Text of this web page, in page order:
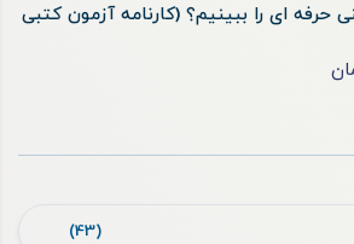
حرفه ای را ببینیم؟ (کارنامه آزمون کتبی
(43)